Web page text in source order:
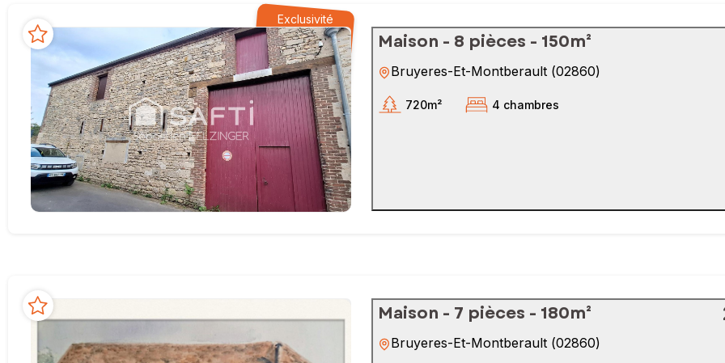
Exclusivité
Maison - 8 pièces - 150m²
Bruyeres-Et-Montberault (02860)
720m² 4 chambres
Maison - 7 pièces - 180m²
Bruyeres-Et-Montberault (02860)